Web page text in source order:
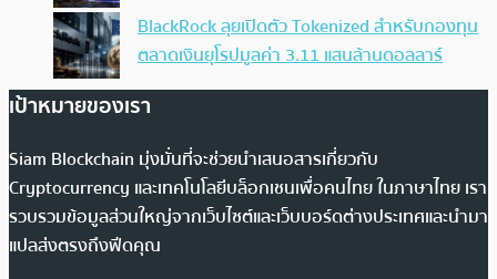
BlackRock ลุยเปิดตัว Tokenized สำหรับกองทุน
ตลาดเงินยุโรปมูลค่า 3.11 แสนล้านดอลลาร์
เป้าหมายของเรา
Siam Blockchain มุ่งมั่นที่จะช่วยนำเสนอสารเกี่ยวกับ
Cryptocurrency และเทคโนโลยีบล็อกเชนเพื่อคนไทย ในภาษาไทย เรา
รวบรวมข้อมูลส่วนใหญ่จากเว็บไซต์และเว็บบอร์ดต่างประเทศและนำมา
แปลส่งตรงถึงฟีดคุณ